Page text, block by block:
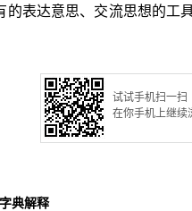
的表达意思、交流思想的工
试试手机扫一扫
在你手机上继续
典解释